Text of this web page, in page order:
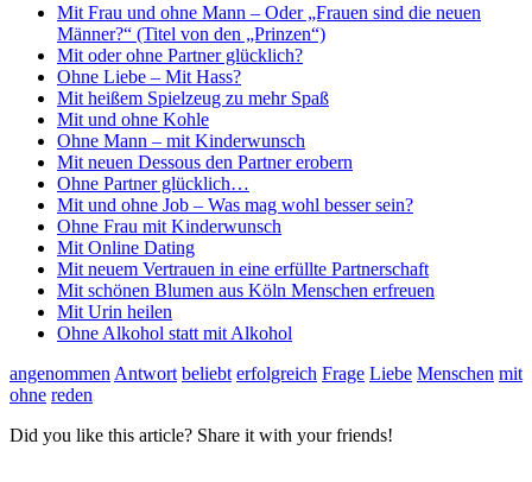
Mit Frau und ohne Mann – Oder „Frauen sind die neuen
Männer?“ (Titel von den „Prinzen“)
Mit oder ohne Partner glücklich?
Ohne Liebe – Mit Hass?
Mit heißem Spielzeug zu mehr Spaß
Mit und ohne Kohle
Ohne Mann – mit Kinderwunsch
Mit neuen Dessous den Partner erobern
Ohne Partner glücklich…
Mit und ohne Job – Was mag wohl besser sein?
Ohne Frau mit Kinderwunsch
Mit Online Dating
Mit neuem Vertrauen in eine erfüllte Partnerschaft
Mit schönen Blumen aus Köln Menschen erfreuen
Mit Urin heilen
Ohne Alkohol statt mit Alkohol
angenommen Antwort beliebt erfolgreich Frage Liebe Menschen mit
ohne reden
Did you like this article? Share it with your friends!